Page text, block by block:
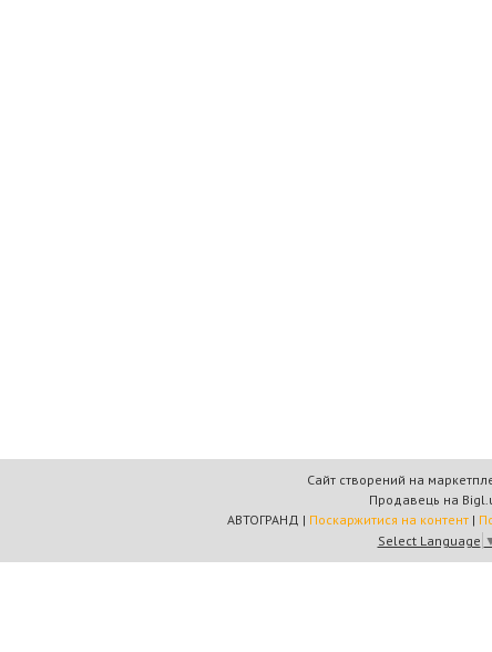
Сайт створений на
Продавець на
АВТОГРАНД | Поскаржитися на контент |
Select Language